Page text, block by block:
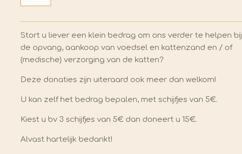
Stort u liever een klein bedrag om ons verder te helpen bij
de opvang, aankoop van voedsel en kattenzand en / of
(medische) verzorging van de katten?
Deze donaties zijn uiteraard ook meer dan welkom!
U kan zelf het bedrag bepalen, met schijfjes van 5€.
Kiest u bv 3 schijfjes van 5€ dan doneert u 15€.
Alvast hartelijk bedankt!